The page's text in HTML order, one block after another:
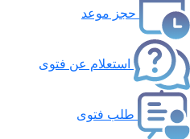
حجز موعد
استعلام عن فتوى
طلب فتوى